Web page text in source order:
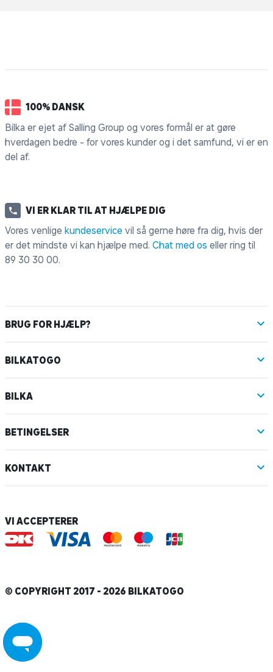
100% DANSK
Bilka er ejet af Salling Group og vores formål er at gøre
hverdagen bedre - for vores kunder og i det samfund, vi er en
del af.
VI ER KLAR TIL AT HJÆLPE DIG
Vores venlige kundeservice vil så gerne høre fra dig, hvis der
er det mindste vi kan hjælpe med. Chat med os eller ring til
89 30 30 00.
BRUG FOR HJÆLP?
BILKATOGO
BILKA
BETINGELSER
KONTAKT
VI ACCEPTERER
© COPYRIGHT 2017 - 2026 BILKATOGO